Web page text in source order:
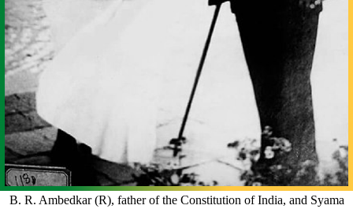
B. R. Ambedkar (R), father of the Constitution of India, and Syama